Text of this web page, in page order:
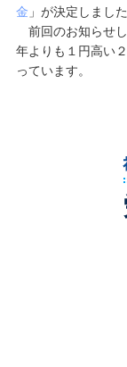
金 」が決定しました
前回のお知らせ
年よりも１円高い
っています。